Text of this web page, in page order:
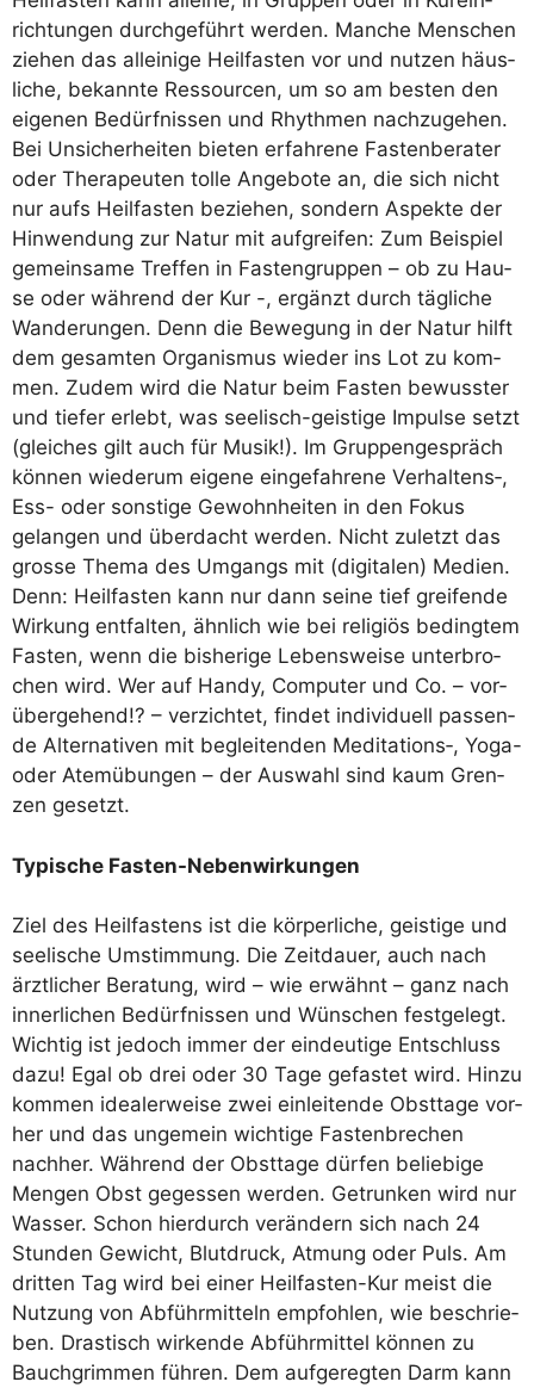
rich­tun­gen durch­ge­führt wer­den. Man­che Men­schen
zie­hen das allei­ni­ge Heil­fas­ten vor und nut­zen häus­
li­che, bekann­te Res­sour­cen, um so am bes­ten den
eige­nen Bedürf­nis­sen und Rhyth­men nach­zu­ge­hen.
Bei Unsi­cher­hei­ten bie­ten erfah­re­ne Fas­ten­be­ra­ter
oder The­ra­peu­ten tol­le Ange­bo­te an, die sich nicht
nur aufs Heil­fas­ten bezie­hen, son­dern Aspek­te der
Hin­wen­dung zur Natur mit auf­grei­fen: Zum Bei­spiel
gemein­sa­me Tref­fen in Fas­ten­grup­pen – ob zu Hau­
se oder wäh­rend der Kur -, ergänzt durch täg­li­che
Wan­de­run­gen. Denn die Bewe­gung in der Natur hilft
dem gesam­ten Orga­nis­mus wie­der ins Lot zu kom­
men. Zudem wird die Natur beim Fas­ten bewuss­ter
und tie­fer erlebt, was see­lisch-geis­ti­ge Impul­se setzt
(glei­ches gilt auch für Musik!). Im Grup­pen­ge­spräch
kön­nen wie­der­um eige­ne ein­ge­fah­re­ne Verhaltens‑,
Ess- oder sons­ti­ge Gewohn­hei­ten in den Fokus
gelan­gen und über­dacht wer­den. Nicht zuletzt das
gros­se The­ma des Umgangs mit (digi­ta­len) Medi­en.
Denn: Heil­fas­ten kann nur dann sei­ne tief grei­fen­de
Wir­kung ent­fal­ten, ähn­lich wie bei reli­gi­ös beding­tem
Fas­ten, wenn die bis­he­ri­ge Lebens­wei­se unter­bro­
chen wird. Wer auf Han­dy, Com­pu­ter und Co. – vor­
über­ge­hend!? – ver­zich­tet, fin­det indi­vi­du­ell pas­sen­
de Alter­na­ti­ven mit beglei­ten­den Meditations‑, Yoga-
oder Atem­übun­gen – der Aus­wahl sind kaum Gren­
zen gesetzt.
Typi­sche Fasten-Nebenwirkungen
Ziel des Heil­fas­tens ist die kör­per­li­che, geis­ti­ge und
see­li­sche Umstim­mung. Die Zeit­dau­er, auch nach
ärzt­li­cher Bera­tung, wird – wie erwähnt – ganz nach
inner­li­chen Bedürf­nis­sen und Wün­schen fest­ge­legt.
Wich­tig ist jedoch immer der ein­deu­ti­ge Ent­schluss
dazu! Egal ob drei oder 30 Tage gefas­tet wird. Hin­zu
kom­men idea­ler­wei­se zwei ein­lei­ten­de Obst­ta­ge vor­
her und das unge­mein wich­ti­ge Fas­ten­bre­chen
nach­her. Wäh­rend der Obst­ta­ge dür­fen belie­bi­ge
Men­gen Obst geges­sen wer­den. Getrun­ken wird nur
Was­ser. Schon hier­durch ver­än­dern sich nach 24
Stun­den Gewicht, Blut­druck, Atmung oder Puls. Am
drit­ten Tag wird bei einer Heil­fas­ten-Kur meist die
Nut­zung von Abführ­mit­teln emp­foh­len, wie beschrie­
ben. Dras­tisch wir­ken­de Abführ­mit­tel kön­nen zu
Bauch­grim­men füh­ren. Dem auf­ge­reg­ten Darm kann